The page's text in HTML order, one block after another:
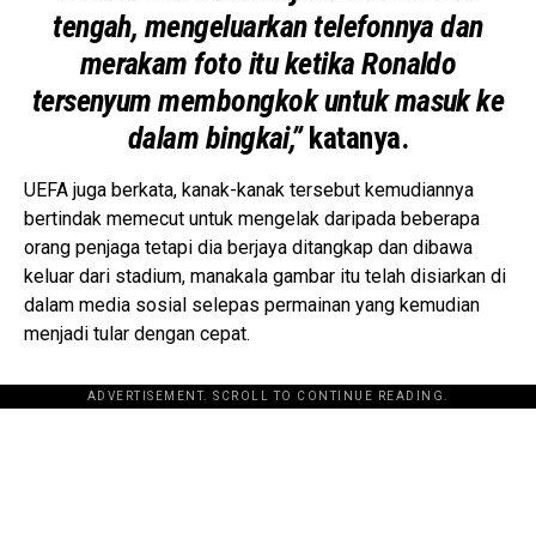
tengah, mengeluarkan telefonnya dan
merakam foto itu ketika Ronaldo
tersenyum membongkok untuk masuk ke
dalam bingkai,”katanya.
UEFA juga berkata, kanak-kanak tersebut kemudiannya
bertindak memecut untuk mengelak daripada beberapa
orang penjaga tetapi dia berjaya ditangkap dan dibawa
keluar dari stadium, manakala gambar itu telah disiarkan di
dalam media sosial selepas permainan yang kemudian
menjadi tular dengan cepat.
ADVERTISEMENT. SCROLL TO CONTINUE READING.